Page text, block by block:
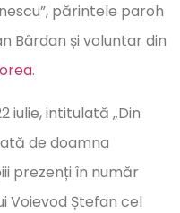
părintele paroh
Bârdan și voluntar din
.
iulie, intitulată „Din
de doamna
prezenți în număr
Voievod Ștefan cel